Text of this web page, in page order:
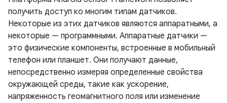
получить доступ ко многим типам датчиков.
Некоторые из этих датчиков являются аппаратными, а
некоторые — программными. Аппаратные датчики —
это физические компоненты, встроенные в мобильный
телефон или планшет. Они получают данные,
непосредственно измеряя определенные свойства
окружающей среды, такие как ускорение,
напряженность геомагнитного поля или изменение